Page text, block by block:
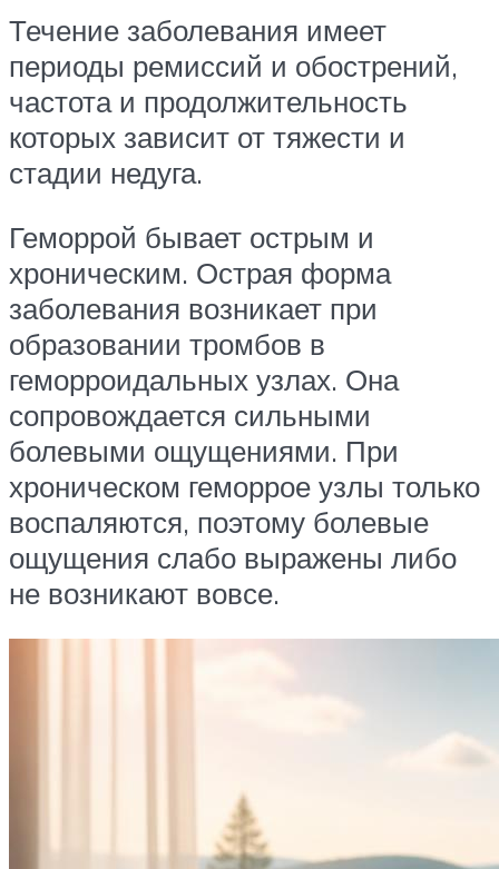
Течение заболевания имеет
периоды ремиссий и обострений,
частота и продолжительность
которых зависит от тяжести и
стадии недуга.
Геморрой бывает острым и
хроническим. Острая форма
заболевания возникает при
образовании тромбов в
геморроидальных узлах. Она
сопровождается сильными
болевыми ощущениями. При
хроническом геморрое узлы только
воспаляются, поэтому болевые
ощущения слабо выражены либо
не возникают вовсе.